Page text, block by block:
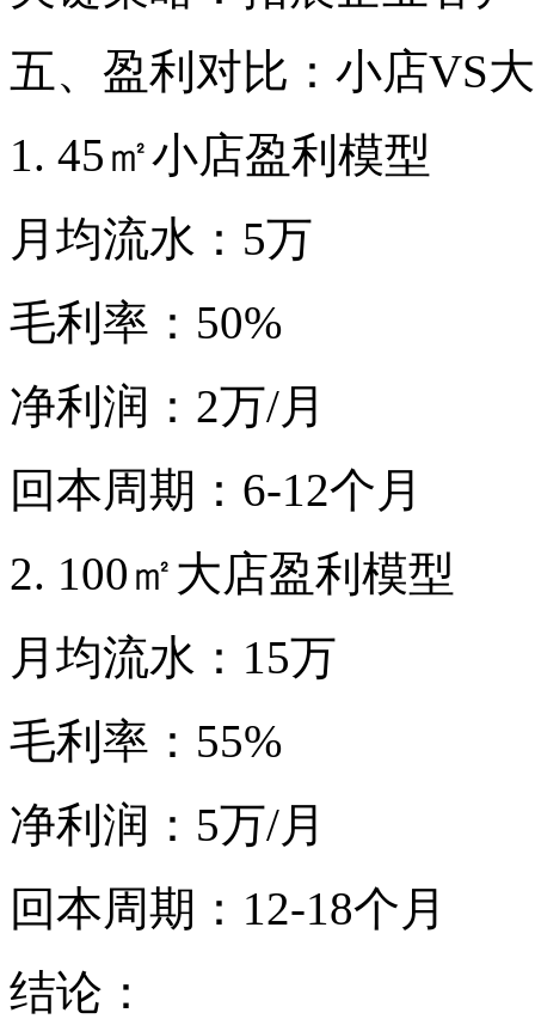
五、盈利对比：小店VS
1. 45㎡小店盈利模型
月均流水：5万
毛利率：50%
净利润：2万/月
回本周期：6-12个月
2. 100㎡大店盈利模型
月均流水：15万
毛利率：55%
净利润：5万/月
回本周期：12-18个月
结论：